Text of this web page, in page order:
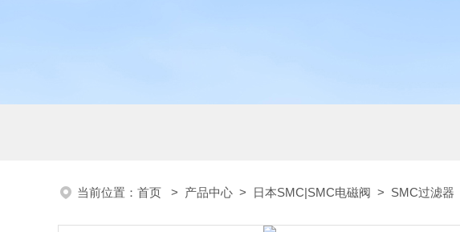
当前位置： 首页 > 产品中心 > 日本SMC|SMC电磁阀 > SMC过滤器